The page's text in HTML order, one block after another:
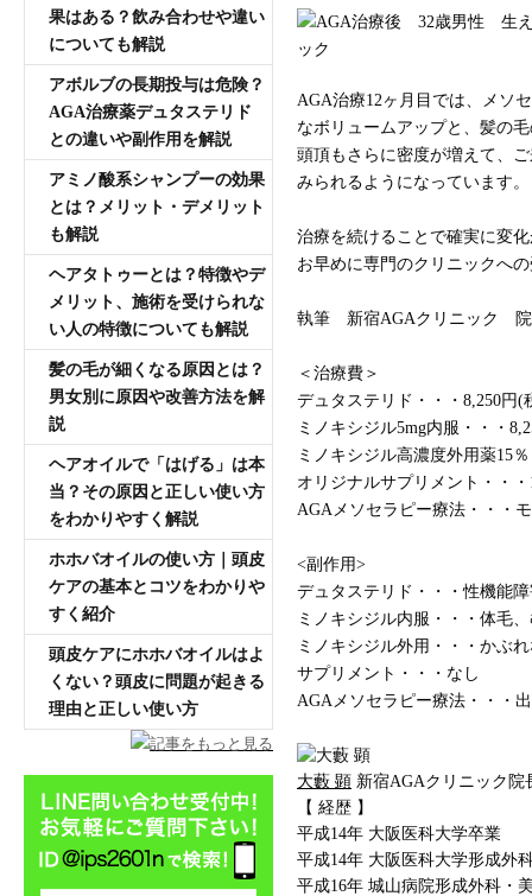
AGA治療12ヶ月目では、メソ
なボリュームアップと、髪の
頭頂もさらに密度が増えて、
みられるようになっています。
治療を続けることで確実に変
お早めに専門のクリニックへ
執筆 新宿AGAクリニック
＜治療費＞
デュタステリド・・・8,250円(
ミノキシジル5mg内服・・・
ミノキシジル高濃度外用薬15
オリジナルサプリメント・・
AGAメソセラピー療法・・・
<副作用>
デュタステリド・・・性機能
ミノキシジル内服・・・体毛
ミノキシジル外用・・・かぶ
サプリメント・・・なし
AGAメソセラピー療法・・・
大藪 顕 新宿AGAクリニック院
【 経歴 】
平成14年 大阪医科大学卒業
平成14年 大阪医科大学形成外
平成16年 城山病院形成外科・
果はある？飲み合わせや違い
についても解説
アボルブの長期投与は危険？
AGA治療薬デュタステリド
との違いや副作用を解説
アミノ酸系シャンプーの効果
とは？メリット・デメリット
も解説
ヘアタトゥーとは？特徴やデ
メリット、施術を受けられな
い人の特徴についても解説
髪の毛が細くなる原因とは？
男女別に原因や改善方法を解
説
ヘアオイルで「はげる」は本
当？その原因と正しい使い方
をわかりやすく解説
ホホバオイルの使い方｜頭皮
ケアの基本とコツをわかりや
すく紹介
頭皮ケアにホホバオイルはよ
くない？頭皮に問題が起きる
理由と正しい使い方
記事をもっと見る